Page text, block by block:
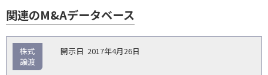
関連のM&Aデータベース
2017年4月26日
株式
譲渡